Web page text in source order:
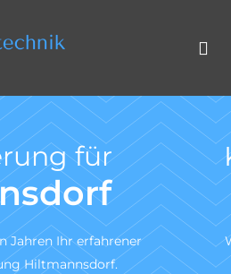
DIN 1986-30
Fachunternehmen für
Untersuchung gem. DIN 1986-30.